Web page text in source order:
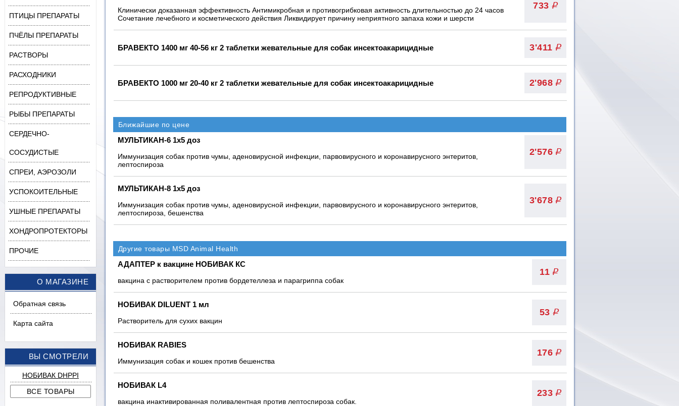
ПТИЦЫ ПРЕПАРАТЫ
ПЧЁЛЫ ПРЕПАРАТЫ
РАСТВОРЫ
РАСХОДНИКИ
РЕПРОДУКТИВНЫЕ
РЫБЫ ПРЕПАРАТЫ
СЕРДЕЧНО-
СОСУДИСТЫЕ
СПРЕИ, АЭРОЗОЛИ
УСПОКОИТЕЛЬНЫЕ
УШНЫЕ ПРЕПАРАТЫ
ХОНДРОПРОТЕКТОРЫ
ПРОЧИЕ
О МАГАЗИНЕ
Обратная связь
Карта сайта
ВЫ СМОТРЕЛИ
НОБИВАК DHPPI
Клинически доказанная эффективность Антимикробная и противогрибковая активность длительностью до 24 часов
Сочетание лечебного и косметического действия Ликвидирует причину неприятного запаха кожи и шерсти
733 q
БРАВЕКТО 1400 мг 40-56 кг 2 таблетки жевательные для собак инсектоакарицидные 3'411 q
БРАВЕКТО 1000 мг 20-40 кг 2 таблетки жевательные для собак инсектоакарицидные 2'968 q
Ближайшие по цене
МУЛЬТИКАН-6 1х5 доз
Иммунизация собак против чумы, аденовирусной инфекции, парвовирусного и коронавирусного энтеритов,
лептоспироза
2'576 q
МУЛЬТИКАН-8 1х5 доз
Иммунизация собак против чумы, аденовирусной инфекции, парвовирусного и коронавирусного энтеритов,
лептоспироза, бешенства
3'678 q
Другие товары MSD Animal Health
АДАПТЕР к вакцине НОБИВАК КС
вакцина с растворителем против бордетеллеза и парагриппа собак
11 q
НОБИВАК DILUENT 1 мл
Растворитель для сухих вакцин
53 q
НОБИВАК RABIES
Иммунизация собак и кошек против бешенства
176 q
НОБИВАК L4
вакцина инактивированная поливалентная против лептоспироза собак.
233 q